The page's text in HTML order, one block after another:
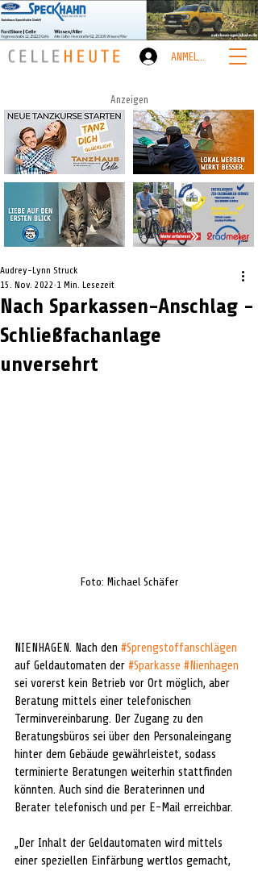
ANMELDEN
Anzeigen
Nach Sparkassen-Anschlag -
Schließfachanlage
unversehrt
Audrey-Lynn Struck
15. Nov. 2022 1 Min. Lesezeit
Foto: Michael Schäfer
NIENHAGEN. Nach den #Sprengstoffanschlägen
auf Geldautomaten der #Sparkasse #Nienhagen
sei vorerst kein Betrieb vor Ort möglich, aber
Beratung mittels einer telefonischen
Terminvereinbarung. Der Zugang zu den
Beratungsbüros sei über den Personaleingang
hinter dem Gebäude gewährleistet, sodass
terminierte Beratungen weiterhin stattfinden
könnten. Auch sind die Beraterinnen und
Berater telefonisch und per E-Mail erreichbar.
„Der Inhalt der Geldautomaten wird mittels
einer speziellen Einfärbung wertlos gemacht,